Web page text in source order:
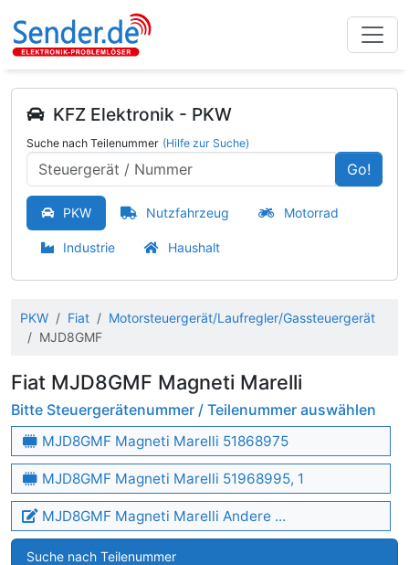
KFZ Elektronik - PKW
Suche nach Teilenummer (Hilfe zur Suche)
Go!
PKW Nutzfahrzeug Motorrad
Industrie Haushalt
PKW Fiat
Motorsteuergerät/Laufregler/Gassteuergerät
MJD8GMF
Fiat MJD8GMF Magneti Marelli
Bitte Steuergerätenummer / Teilenummer auswählen
MJD8GMF Magneti Marelli 51868975
MJD8GMF Magneti Marelli 51968995, 1
MJD8GMF Magneti Marelli Andere ...
Suche nach Teilenummer